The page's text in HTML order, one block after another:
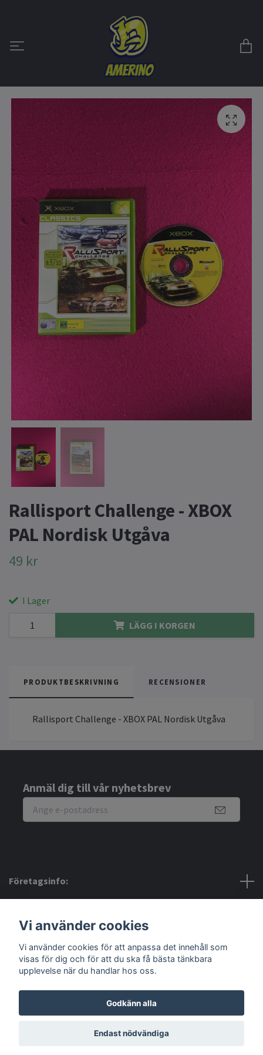
Rallisport Challenge - XBOX
PAL Nordisk Utgåva
49 kr
I Lager
LÄGG I KORGEN
PRODUKTBESKRIVNING RECENSIONER
Rallisport Challenge - XBOX PAL Nordisk Utgåva
Anmäl dig till vår nyhetsbrev
Företagsinfo:
Sociala medier
© 2026 Amerino
Vi använder cookies
Vi använder cookies för att anpassa det innehåll som
visas för dig och för att du ska få bästa tänkbara
upplevelse när du handlar hos oss.
Godkänn alla
Endast nödvändiga